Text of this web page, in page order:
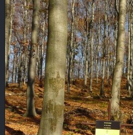
SŁOWACKI RAJ
SŁOWACKIE ZAMKI
POLSKIE ZAMKI
WYSOWA
KLIMKÓWKA
LOTY
FAUNA, FLORA
CMENTARZE
POCZTÓWKI
POZOSTAŁE
KOPALNIE ROPY
KOLEJ